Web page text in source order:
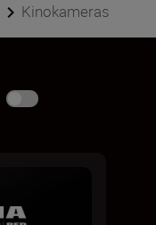
Kinokameras